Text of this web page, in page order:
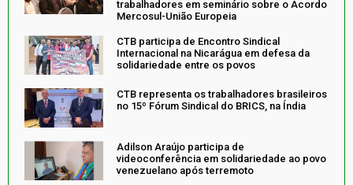
trabalhadores em seminário sobre o Acordo
Mercosul-União Europeia
CTB participa de Encontro Sindical
Internacional na Nicarágua em defesa da
solidariedade entre os povos
CTB representa os trabalhadores brasileiros
no 15º Fórum Sindical do BRICS, na Índia
Adilson Araújo participa de
videoconferência em solidariedade ao povo
venezuelano após terremoto